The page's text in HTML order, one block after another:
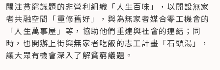
關注貧窮議題的非營利組織「人生百味」，以開設無家
者共融空間「重修舊好」，與為無家者媒合零工機會的
「人生萬事屋」等，協助他們重建與社會的連結；同
時，也開辦上街與無家者吃飯的志工計畫「石頭湯」，
讓大眾有機會深入了解貧窮議題。